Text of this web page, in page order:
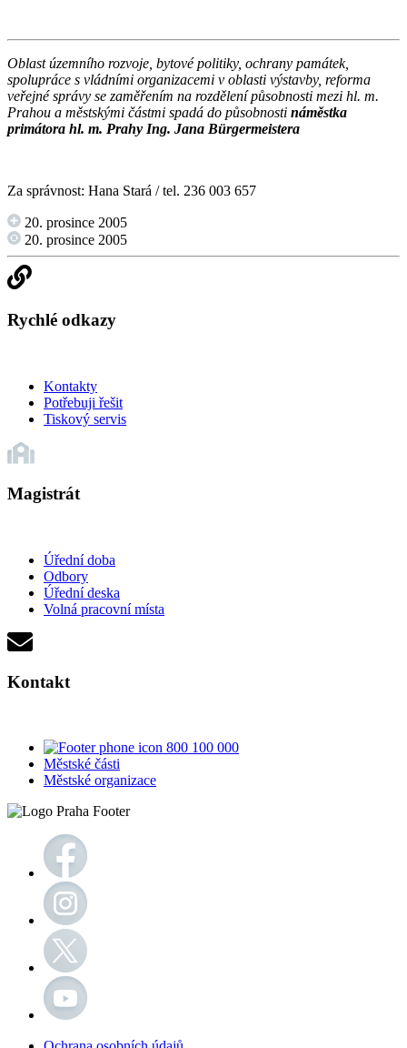
Oblast územního rozvoje, bytové politiky, ochrany památek,
spolupráce s vládními organizacemi v oblasti výstavby, reforma
veřejné správy se zaměřením na rozdělení působnosti mezi hl. m.
Prahou a městskými částmi spadá do působnosti náměstka
primátora hl. m. Prahy Ing. Jana Bürgermeistera
Za správnost: Hana Stará / tel. 236 003 657
20. prosince 2005
20. prosince 2005
Rychlé odkazy
Kontakty
Potřebuji řešit
Tiskový servis
Magistrát
Úřední doba
Odbory
Úřední deska
Volná pracovní místa
Kontakt
800 100 000
Městské části
Městské organizace